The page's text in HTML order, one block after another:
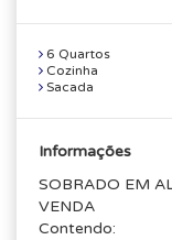
6 Quartos
Cozinha
Sacada
Informações
SOBRADO EM
VENDA
Contendo: